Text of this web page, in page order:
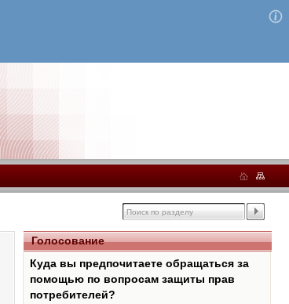
Голосование
Куда вы предпочитаете обращаться за
помощью по вопросам защиты прав
потребителей?